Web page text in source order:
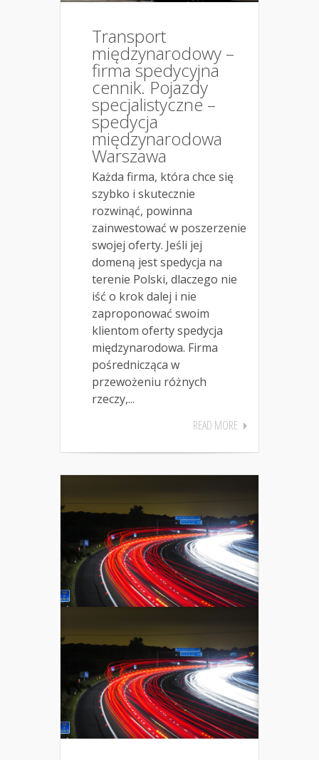
Transport
międzynarodowy –
firma spedycyjna
cennik. Pojazdy
specjalistyczne –
spedycja
międzynarodowa
Warszawa
Każda firma, która chce się
szybko i skutecznie
rozwinąć, powinna
zainwestować w poszerzenie
swojej oferty. Jeśli jej
domeną jest spedycja na
terenie Polski, dlaczego nie
iść o krok dalej i nie
zaproponować swoim
klientom oferty spedycja
międzynarodowa. Firma
pośrednicząca w
przewożeniu różnych
rzeczy,...
READ MORE